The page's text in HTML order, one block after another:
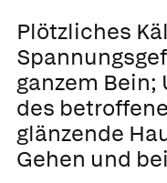
Plötzliches
ganzem Bein;
des
glänzende
Gehen und